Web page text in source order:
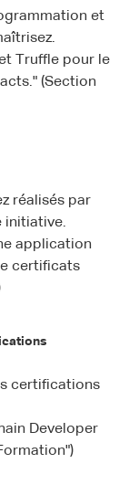
et
Truffle pour le
(Section
réalisés par
initiative.
application
certificats
certifications
Developer